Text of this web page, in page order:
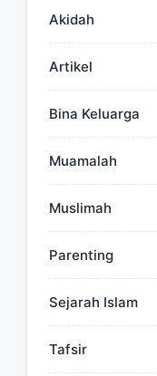
Akidah
Artikel
Bina Keluarga
Muamalah
Muslimah
Parenting
Sejarah Islam
Tafsir